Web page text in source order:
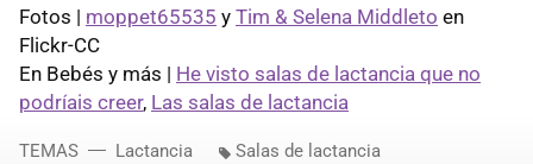
Fotos | moppet65535 y Tim & Selena Middleto en
Flickr-CC
En Bebés y más | He visto salas de lactancia que no
podríais creer, Las salas de lactancia
TEMAS Lactancia Salas de lactancia